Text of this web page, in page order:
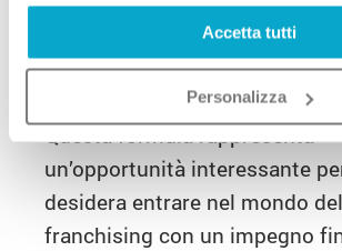
Accetta tutti
Personalizza
locale, devono comunque
Questa formula rappresenta
un’opportunità interessante
desidera entrare nel mondo del
franchising con un impegno